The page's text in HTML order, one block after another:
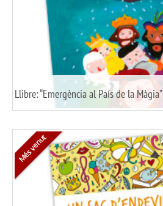
Llibre: “Emergència al País de la Màgia”
/share it
Més venut